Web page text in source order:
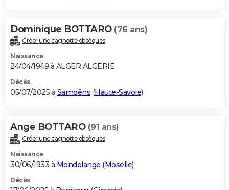
Dominique BOTTARO (76 ans)
Créer une cagnotte obsèques
Naissance
24/04/1949 à ALGER ALGERIE
Décès
05/07/2025 à Samoëns (Haute-Savoie)
Ange BOTTARO (91 ans)
Créer une cagnotte obsèques
Naissance
30/06/1933 à Mondelange (Moselle)
Décès